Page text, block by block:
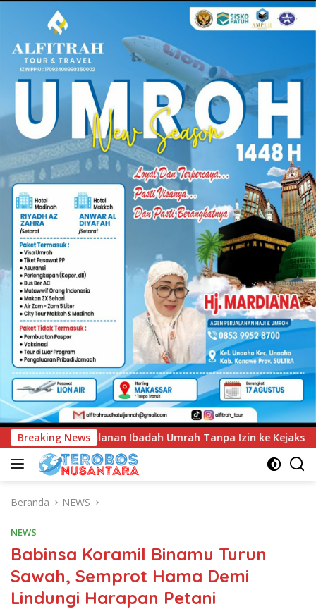
Breaking News
Umrah Tanpa Izin ke Kejaksaan UNIMEN
Beranda NEWS
NEWS
Babinsa Koramil Binamu Turun
Sawah, Semprot Hama Demi
Lindungi Harapan Petani